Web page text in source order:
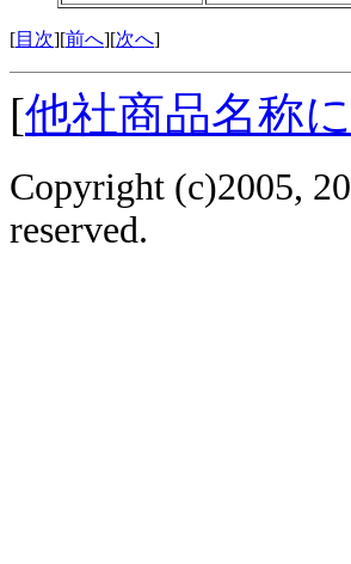
[目次][前へ][次へ]
[他社商品名称
Copyright (c)2005,
reserved.